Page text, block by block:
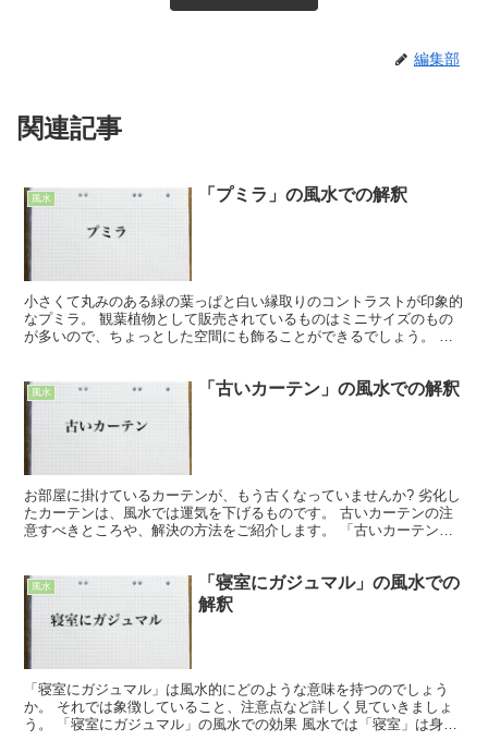
編集部
関連記事
風水 「プミラ」の風水での解釈
小さくて丸みのある緑の葉っぱと白い縁取りのコントラストが印象的
なプミラ。 観葉植物として販売されているものはミニサイズのもの
が多いので、ちょっとした空間にも飾ることができるでしょう。 こ
風水 「古いカーテン」の風水での解釈
お部屋に掛けているカーテンが、もう古くなっていませんか? 劣化し
たカーテンは、風水では運気を下げるものです。 古いカーテンの注
意すべきところや、解決の方法をご紹介します。 「古いカーテン」
風水
「寝室にガジュマル」の風水での
解釈
「寝室にガジュマル」は風水的にどのような意味を持つのでしょう
か。 それでは象徴していること、注意点など詳しく見ていきましょ
う。 「寝室にガジュマル」の風水での効果 風水では「寝室」は身体